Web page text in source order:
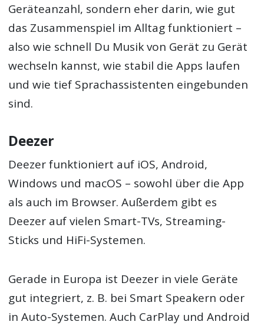
Geräteanzahl, sondern eher darin, wie gut
das Zusammenspiel im Alltag funktioniert –
also wie schnell Du Musik von Gerät zu Gerät
wechseln kannst, wie stabil die Apps laufen
und wie tief Sprachassistenten eingebunden
sind.
Deezer
Deezer funktioniert auf iOS, Android,
Windows und macOS – sowohl über die App
als auch im Browser. Außerdem gibt es
Deezer auf vielen Smart-TVs, Streaming-
Sticks und HiFi-Systemen.
Gerade in Europa ist Deezer in viele Geräte
gut integriert, z. B. bei Smart Speakern oder
in Auto-Systemen. Auch CarPlay und Android